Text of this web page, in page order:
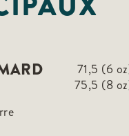
71,5 (6
75,5 (8